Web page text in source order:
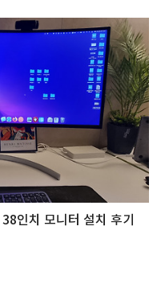
인치 모니터 설치 후기